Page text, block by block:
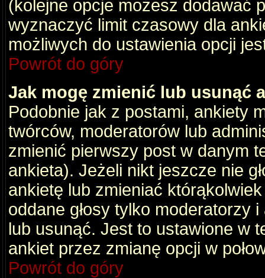
(kolejne opcje możesz dodawać
wyznaczyć limit czasowy dla
możliwych do ustawienia opcji
Powrót do góry
Jak mogę zmienić lub usunąć
Podobnie jak z postami, ankiety
twórców, moderatorów lub
zmienić pierwszy post w danym
ankieta). Jeżeli nikt jeszcze nie
ankietę lub zmieniać
oddane głosy tylko moderatorzy
lub usunąć. Jest to ustawione w
ankiet przez zmianę opcji w
Powrót do góry